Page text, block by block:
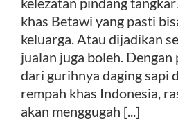
khas Betawi yang pasti
keluarga. Atau dijadikan
jualan juga boleh. Dengan
dari gurihnya daging sapi
rempah khas Indonesia,
akan menggugah [...]